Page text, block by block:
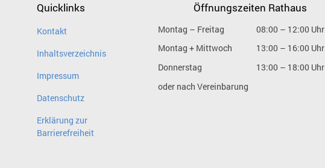
Quicklinks
Kontakt
Inhaltsverzeichnis
Impressum
Datenschutz
Erklärung zur
Barrierefreiheit
Öffnungszeiten Rathaus
Montag – Freitag
08:00 – 12:00 Uhr
Montag + Mittwoch
13:00 – 16:00 Uhr
Donnerstag
13:00 – 18:00 Uhr
oder nach Vereinbarung